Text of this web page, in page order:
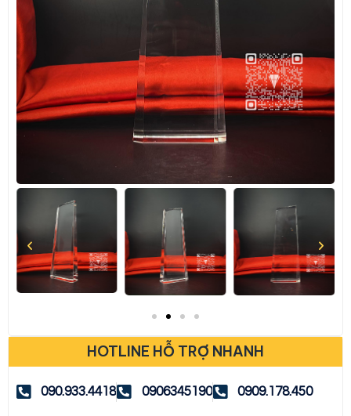
HOTLINE HỖ TRỢ NHANH
090.933.4418 0906345190 0909.178.450